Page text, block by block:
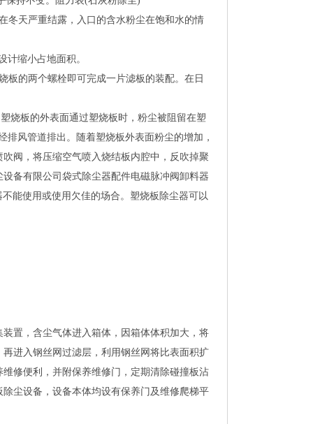
冬天严重结露，入口的含水粉尘在饱和水的情
计缩小占地面积。
板的两个螺栓即可完成一片滤板的装配。在日
烧板的外表面通过塑烧板时，粉尘被阻留在塑
风管道排出。随着塑烧板外表面粉尘的增加，
阀，将压缩空气喷入烧结板内腔中，反吹掉聚
备有限公司袋式除尘器配件电磁脉冲阀卸料器
能使用或使用欠佳的场合。塑烧板除尘器可以
置，含尘气体进入箱体，因箱体体积加大，将
进入钢丝网过滤层，利用钢丝网将比表面积扩
修便利，并附保养维修门，定期清除碰撞板沾
尘设备，设备本体均设有保养门及维修爬梯平